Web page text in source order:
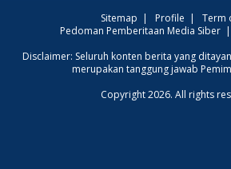
Sitemap | Profile | Term
Pedoman Pemberitaan Media Siber|
Disclaimer: Seluruh konten berita yang
merupakan tanggung jawab
Copyright 2026. All rights